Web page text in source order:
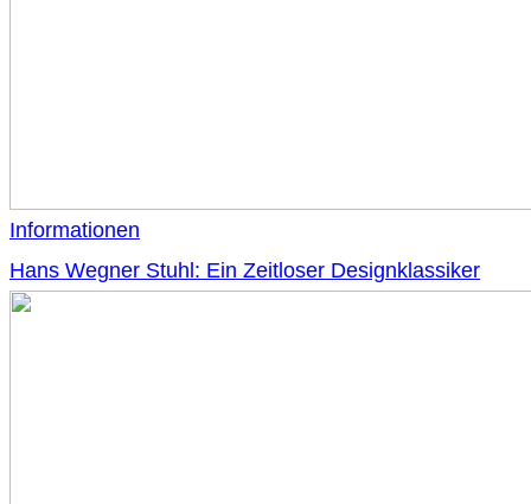
Informationen
Hans Wegner Stuhl: Ein Zeitloser Designklassiker